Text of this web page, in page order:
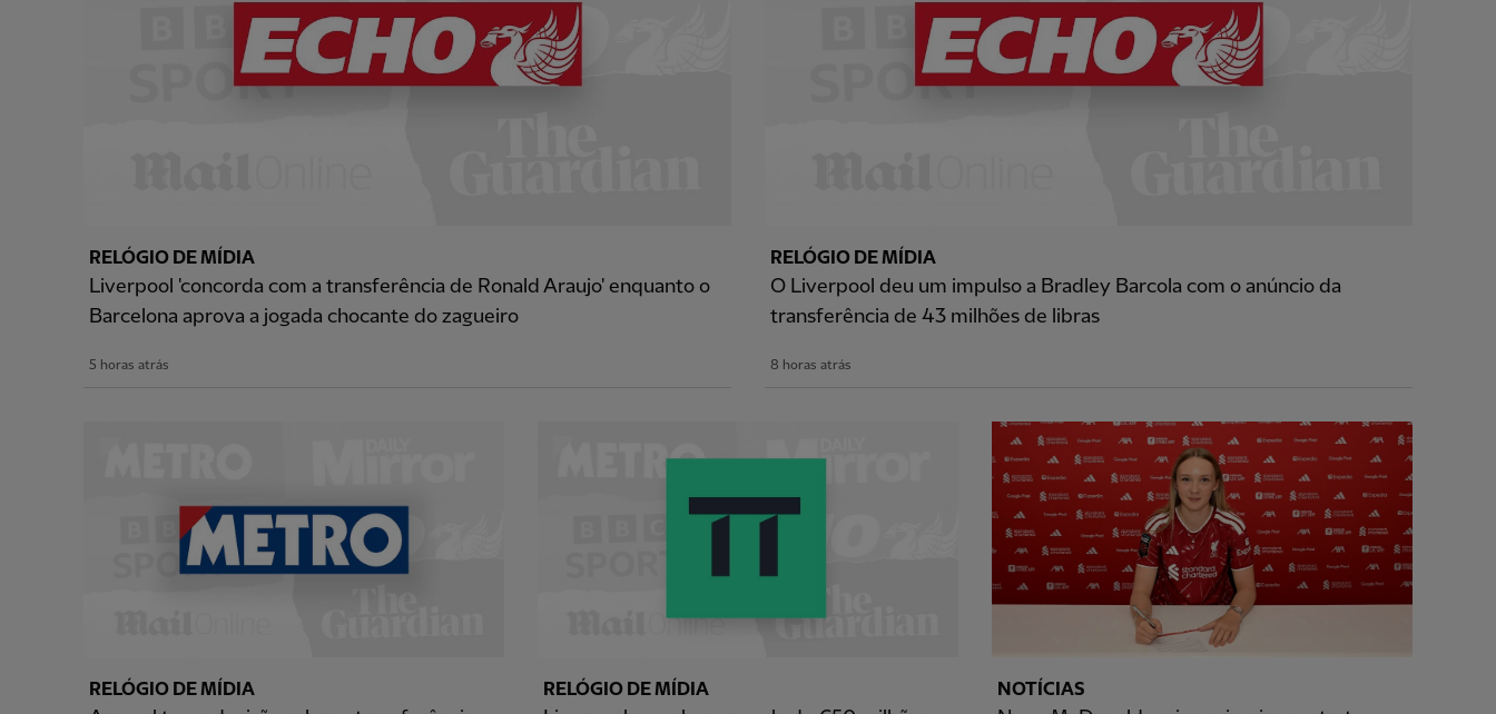
RELÓGIO DE MÍDIA
Liverpool 'concorda com a transferência de Ronald Araujo' enquanto o
Barcelona aprova a jogada chocante do zagueiro
5 horas atrás
RELÓGIO DE MÍDIA
O Liverpool deu um impulso a Bradley Barcola com o anúncio da
transferência de 43 milhões de libras
8 horas atrás
RELÓGIO DE MÍDIA RELÓGIO DE MÍDIA NOTÍCIAS